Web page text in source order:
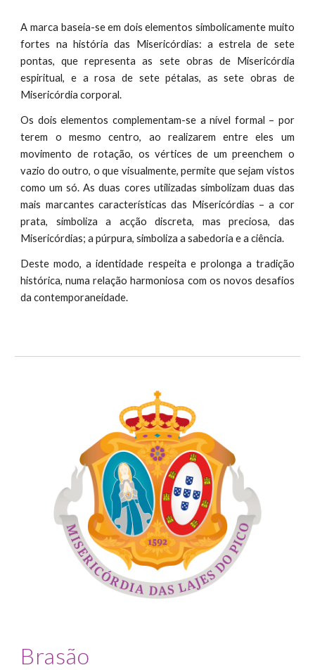
A marca baseia-se em dois elementos simbolicamente muito
fortes na história das Misericórdias: a estrela de sete
pontas, que representa as sete obras de Misericórdia
espiritual, e a rosa de sete pétalas, as sete obras de
Misericórdia corporal.
Os dois elementos complementam-se a nível formal – por
terem o mesmo centro, ao realizarem entre eles um
movimento de rotação, os vértices de um preenchem o
vazio do outro, o que visualmente, permite que sejam vistos
como um só. As duas cores utilizadas simbolizam duas das
mais marcantes características das Misericórdias – a cor
prata, simboliza a acção discreta, mas preciosa, das
Misericórdias; a púrpura, simboliza a sabedoria e a ciência.
Deste modo, a identidade respeita e prolonga a tradição
histórica, numa relação harmoniosa com os novos desafios
da contemporaneidade.
Brasão